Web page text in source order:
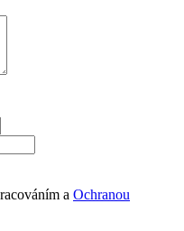
a Ochranou